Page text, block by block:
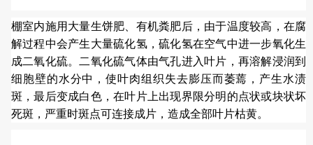
棚室内施用大量生饼肥、有机粪肥后，由于温度较高，在腐
解过程中会产生大量硫化氢，硫化氢在空气中进一步氧化生
成二氧化硫。二氧化硫气体由气孔进入叶片，再溶解浸润到
细胞壁的水分中，使叶肉组织失去膨压而萎蔫，产生水渍
斑，最后变成白色，在叶片上出现界限分明的点状或块状坏
死斑，严重时斑点可连接成片，造成全部叶片枯黄。